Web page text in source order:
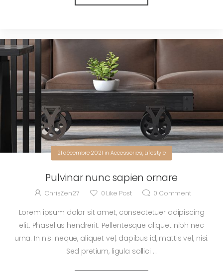
21 décembre 2021 inAccessories, Lifestyle
Pulvinar nunc sapien ornare
ChrisZen27 0 Like Post 0 Comment
Lorem ipsum dolor sit amet, consectetuer adipiscing
elit. Phasellus hendrerit. Pellentesque aliquet nibh nec
urna. In nisi neque, aliquet vel, dapibus id, mattis vel, nisi.
Sed pretium, ligula sollici ...